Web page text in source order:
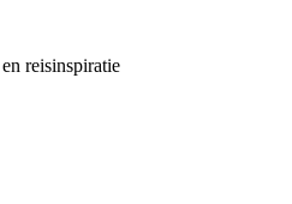
reisinspiratie